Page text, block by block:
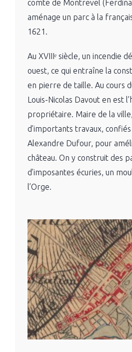
comte de Montrevel (
aménage un parc à la
1621.
Au XVIIIᵉ siècle, un incendie
ouest, ce qui entraîne la
en pierre de taille. Au cours
Louis-Nicolas Davout en est
propriétaire. Maire de la
d’importants travaux, confiés
Alexandre Dufour, pour
château. On y construit des
d’imposantes écuries, un
l’Orge.